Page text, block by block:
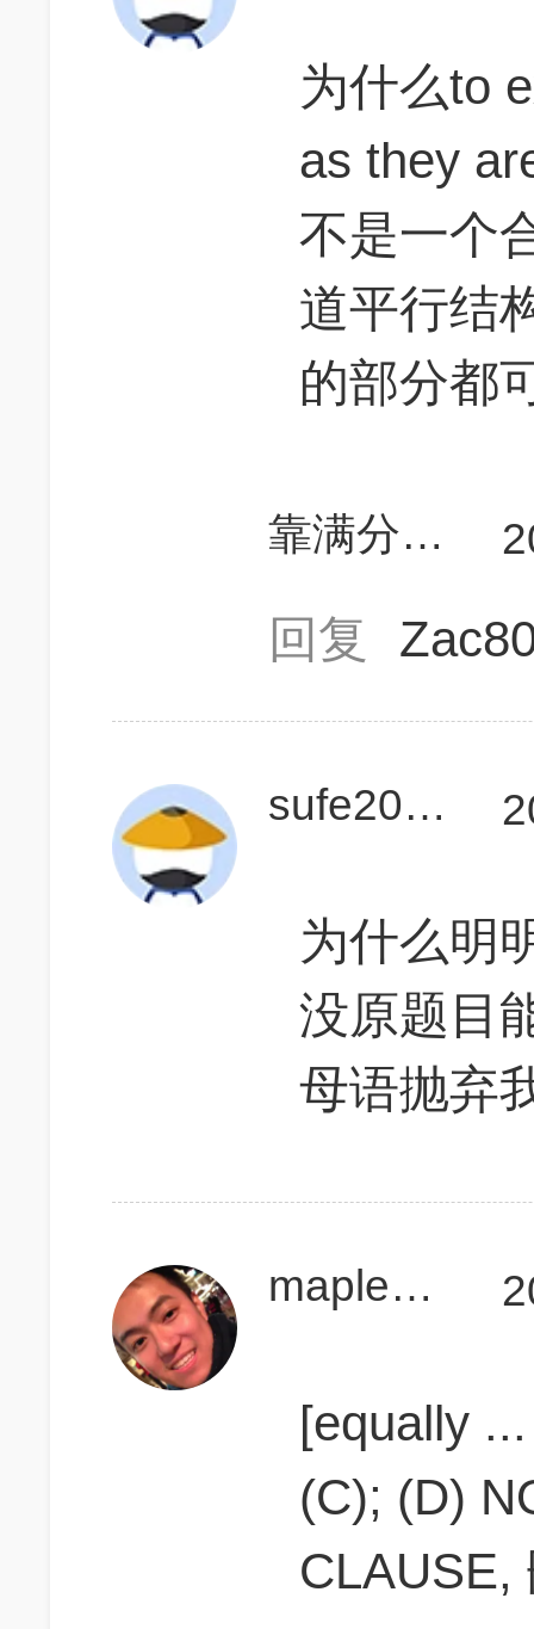
为什么to
as they
不是一个
道平行结
的部分都
靠满分不合法
回复
sufe2015111231
为什么明
没原题目
母语抛弃
maplesida
[equally
(C); (D)
CLAUSE,